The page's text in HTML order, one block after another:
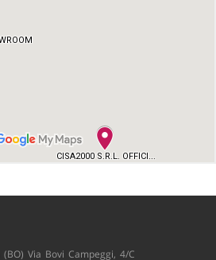
Via Bovi Campeggi, 4/C